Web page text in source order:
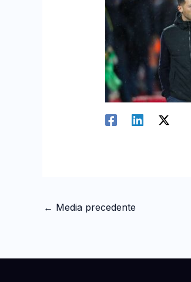
← Media precedente